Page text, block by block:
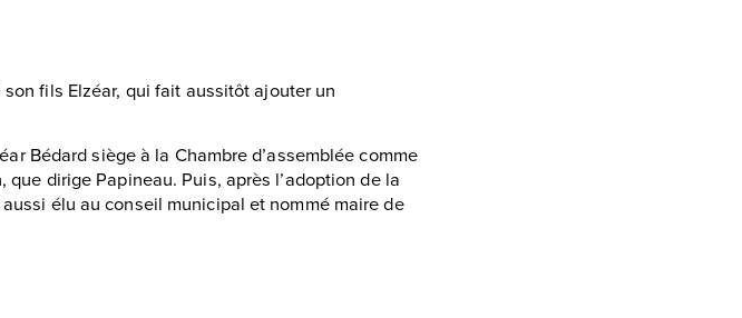
fils Elzéar, qui fait aussitôt ajouter un
Bédard siège à la Chambre d’assemblée comme
dirige Papineau. Puis, après l’adoption de la
élu au conseil municipal et nommé maire de